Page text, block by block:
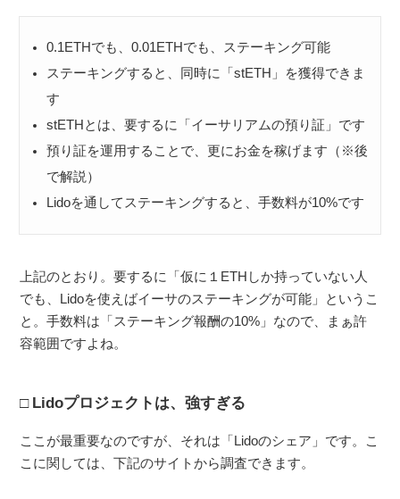
0.1ETHでも、0.01ETHでも、ステーキング可能
ステーキングすると、同時に「stETH」を獲得できま
す
stETHとは、要するに「イーサリアムの預り証」です
預り証を運用することで、更にお金を稼げます（※後
で解説）
Lidoを通してステーキングすると、手数料が10%です
上記のとおり。要するに「仮に１ETHしか持っていない人
でも、Lidoを使えばイーサのステーキングが可能」というこ
と。手数料は「ステーキング報酬の10%」なので、まぁ許
容範囲ですよね。
Lidoプロジェクトは、強すぎる
ここが最重要なのですが、それは「Lidoのシェア」です。こ
こに関しては、下記のサイトから調査できます。